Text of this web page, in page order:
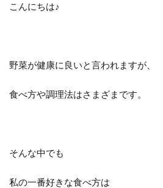
こんにちは♪
野菜が健康に良いと言われますが、
食べ方や調理法はさまざまです。
そんな中でも
私の一番好きな食べ方は